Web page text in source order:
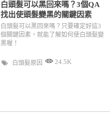
白頭髮可以黑回來嗎？3個QA
找出使頭髮變黑的關鍵因素
白頭髮可以黑回來嗎？只要確定好這3
個關鍵因素，就能了解如何使白頭髮變
黑喔！
白頭髮原因 24.5K